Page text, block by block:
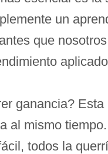
un
que
ganancia?
al mismo
todos la